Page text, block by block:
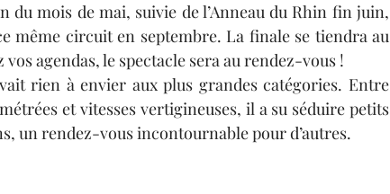
du mois de mai, suivie de l’Anneau du Rhin fin juin,
même circuit en septembre. La finale se tiendra au
vos agendas, le spectacle sera au rendez-vous !
rien à envier aux plus grandes catégories. Entre
et vitesses vertigineuses, il a su séduire petits
un rendez-vous incontournable pour d’autres.